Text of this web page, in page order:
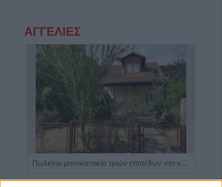
ΑΓΓΕΛΙΕΣ
Πωλείται μονοκατοικία τριών επιπέδων στο καταπράσινο Πευκόφυτο Καρδίτσας